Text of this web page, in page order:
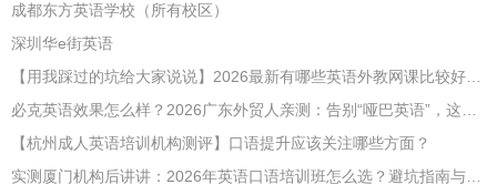
成都东方英语学校（所有校区）
深圳华e街英语
【用我踩过的坑给大家说说】2026最新有哪些英语外教网课比较好？哪家性价比高？
必克英语效果怎么样？2026广东外贸人亲测：告别“哑巴英语”，这才是成年人最高效的自救指南！
【杭州成人英语培训机构测评】口语提升应该关注哪些方面？
实测厦门机构后讲讲：2026年英语口语培训班怎么选？避坑指南与高效学习新范式